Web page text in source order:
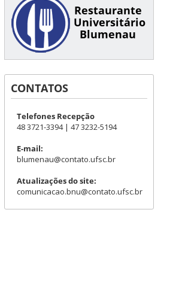
Restaurante
Universitário
Blumenau
CONTATOS
Telefones Recepção
48 3721-3394 | 47 3232-5194
E-mail:
blumenau@contato.ufsc.br
Atualizações do site:
comunicacao.bnu@contato.ufsc.br